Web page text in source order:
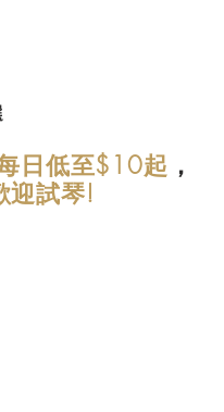
日低至$10起 ，
迎試琴!